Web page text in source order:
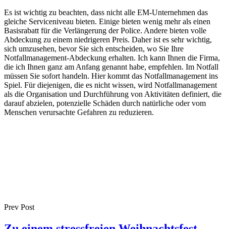
Es ist wichtig zu beachten, dass nicht alle EM-Unternehmen das
gleiche Serviceniveau bieten. Einige bieten wenig mehr als einen
Basisrabatt für die Verlängerung der Police. Andere bieten volle
Abdeckung zu einem niedrigeren Preis. Daher ist es sehr wichtig,
sich umzusehen, bevor Sie sich entscheiden, wo Sie Ihre
Notfallmanagement-Abdeckung erhalten. Ich kann Ihnen die Firma,
die ich Ihnen ganz am Anfang genannt habe, empfehlen. Im Notfall
müssen Sie sofort handeln. Hier kommt das Notfallmanagement ins
Spiel. Für diejenigen, die es nicht wissen, wird Notfallmanagement
als die Organisation und Durchführung von Aktivitäten definiert, die
darauf abzielen, potenzielle Schäden durch natürliche oder vom
Menschen verursachte Gefahren zu reduzieren.
Prev Post